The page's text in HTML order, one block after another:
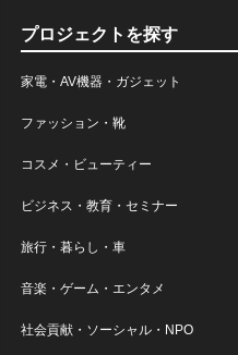
プロジェクトを探す
家電・AV機器・ガジェット
ファッション・靴
コスメ・ビューティー
ビジネス・教育・セミナー
旅行・暮らし・車
音楽・ゲーム・エンタメ
社会貢献・ソーシャル・NPO